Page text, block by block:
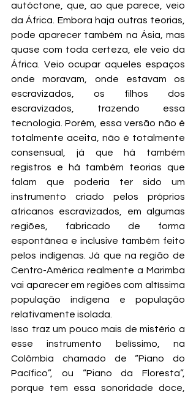
autóctone, que, ao que parece, veio
da África. Embora haja outras teorias,
pode aparecer também na Ásia, mas
quase com toda certeza, ele veio da
África. Veio ocupar aqueles espaços
onde moravam, onde estavam os
escravizados, os filhos dos
escravizados, trazendo essa
tecnologia. Porém, essa versão não é
totalmente aceita, não é totalmente
consensual, já que há também
registros e há também teorias que
falam que poderia ter sido um
instrumento criado pelos próprios
africanos escravizados, em algumas
regiões, fabricado de forma
espontânea e inclusive também feito
pelos indígenas. Já que na região de
Centro-América realmente a Marimba
vai aparecer em regiões com altíssima
população indígena e população
relativamente isolada.
Isso traz um pouco mais de mistério a
esse instrumento belíssimo, na
Colômbia chamado de “Piano do
Pacífico”, ou “Piano da Floresta”,
porque tem essa sonoridade doce,